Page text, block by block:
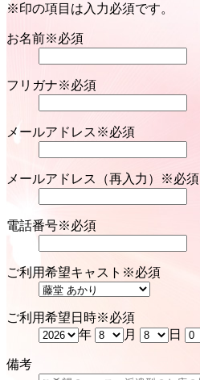
※印の項目は入力必須です。
お名前※必須
フリガナ※必須
メールアドレス ※必須
メールアドレス（再入力） ※必須
電話番号※必須
ご利用希望キャスト ※必須
ご利用希望日時※必須
年
月 日
備考